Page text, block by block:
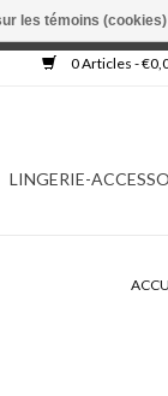
0 Articles -
LINGERIE-
les témoins (cookies)